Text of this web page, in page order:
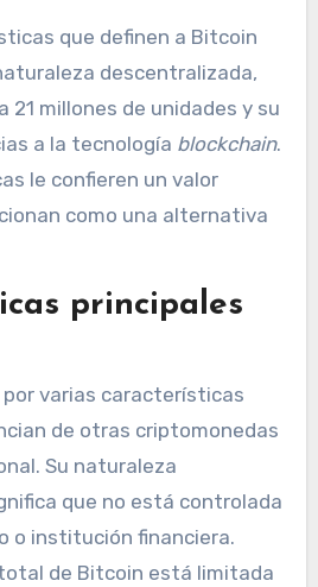
que definen a Bitcoin
descentralizada,
millones de unidades y su
a la tecnología blockchain.
le confieren un valor
como una alternativa
principales
varias características
de otras criptomonedas
Su naturaleza
que no está controlada
o institución financiera.
de Bitcoin está limitada